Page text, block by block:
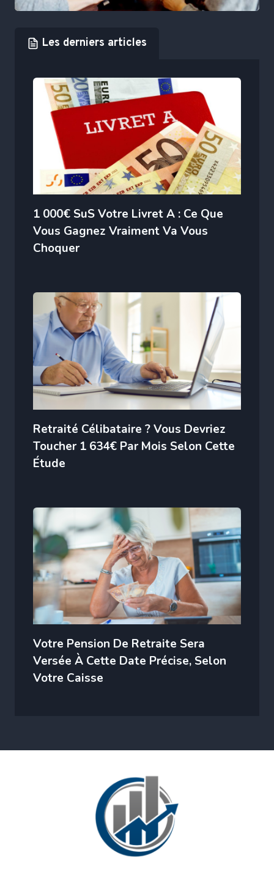
Les derniers articles
1 000€ SuS Votre Livret A : Ce Que
Vous Gagnez Vraiment Va Vous
Choquer
Retraité Célibataire ? Vous Devriez
Toucher 1 634€ Par Mois Selon Cette
Étude
Votre Pension De Retraite Sera
Versée À Cette Date Précise, Selon
Votre Caisse